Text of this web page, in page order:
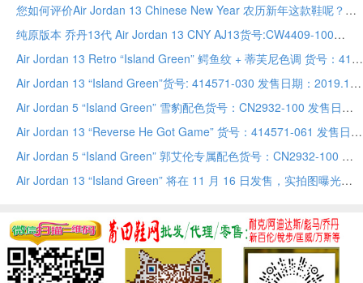
您如何评价Air Jordan 13 Chinese New Year 农历新年这款鞋呢？
纯原版本 乔丹13代 Air Jordan 13 CNY AJ13货号:CW4409-100
Air Jordan 13 Retro “Island Green” 鳄鱼纹 + 蒂芙尼色调 货号：414571-030 发售日期：11 月 9 日
Air Jordan 13 “Island Green”货号: 414571-030 发售日期：2019.11.9
Air Jordan 5 “Island Green” 雪豹配色货号：CN2932-100 发售日期：11 月 11 日
Air Jordan 13 “Reverse He Got Game” 货号：414571-061 发售日期：2020 年
Air Jordan 5 “Island Green” 郭艾伦专属配色货号：CN2932-100 发售日期：2019年11 月 11 日
Air Jordan 13 “Island Green” 将在 11 月 16 日发售，实拍图曝光